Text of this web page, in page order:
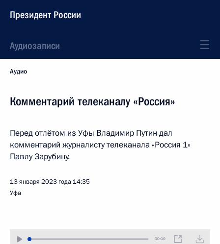
Президент России
Аудиозаписи
Аудио
Комментарий телеканалу «Россия»
Перед отлётом из Уфы Владимир Путин дал
комментарий журналисту телеканала «Россия 1»
Павлу Зарубину.
13 января 2023 года 14:35
Уфа
00:00